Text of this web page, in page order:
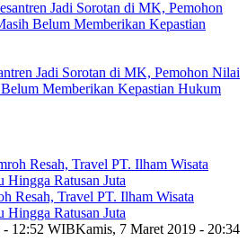
Jadi Sorotan di MK, Pemohon Nilai
Memberikan Kepastian Hukum
Resah, Travel PT. Ilham Wisata
Ratusan Juta
- 12:52 WIBKamis, 7 Maret 2019 - 20:34